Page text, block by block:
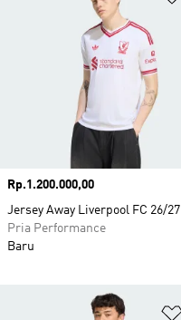
Harga
Rp.1.200.000,00
Jersey Away Liverpool FC 26/27
Pria Performance
Baru